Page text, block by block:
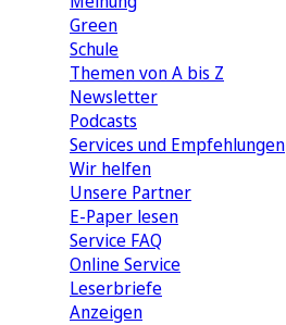
Green
Schule
Themen von A bis Z
Newsletter
Podcasts
Services und Empfehlungen
Wir helfen
Unsere Partner
E-Paper lesen
Service FAQ
Online Service
Leserbriefe
Anzeigen